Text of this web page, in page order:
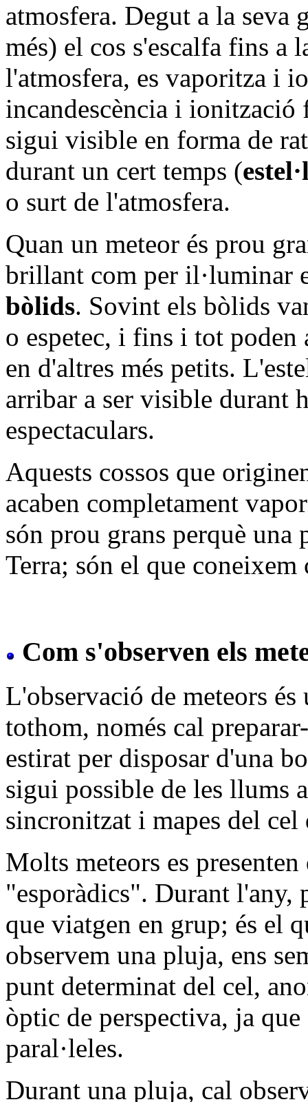
atmosfera. Degut a la
més) el cos s'escalfa fins a
l'atmosfera, es vaporitza i
incandescència i ionització
sigui visible en forma de
durant un cert temps (
o surt de l'atmosfera.
Quan un meteor és prou
brillant com per il·luminar
bòlids. Sovint els bòlids
o espetec, i fins i tot
en d'altres més petits.
arribar a ser visible durant
espectaculars.
Aquests cossos que
acaben completament
són prou grans perquè
Terra; són el que
Com s'observen els
L'observació de meteors és
tothom, només cal
estirat per disposar d'una
sigui possible de les llums
sincronitzat i mapes del cel
Molts meteors es
"esporàdics". Durant l'any,
que viatgen en grup; és el
observem una pluja, ens
punt determinat del cel,
òptic de perspectiva, ja
paral·leles.
Durant una pluja, cal